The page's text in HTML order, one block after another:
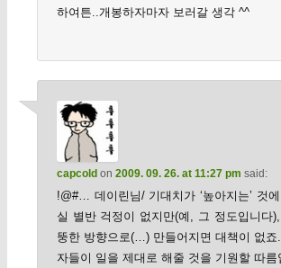
하여튼..개봉하자마자 보러갈 생각 ^^
capcoldon 2009. 09. 26. at 11:27 pm said:
!@#… 데이린님/ 기대치가 ‘높아지는’ 것
실 별반 걱정이 없지만(예, 그 정도입니다
뚱한 방향으로(…) 만들어지면 대책이 없죠
자들이 일을 제대로 해줄 것을 기원할 따름